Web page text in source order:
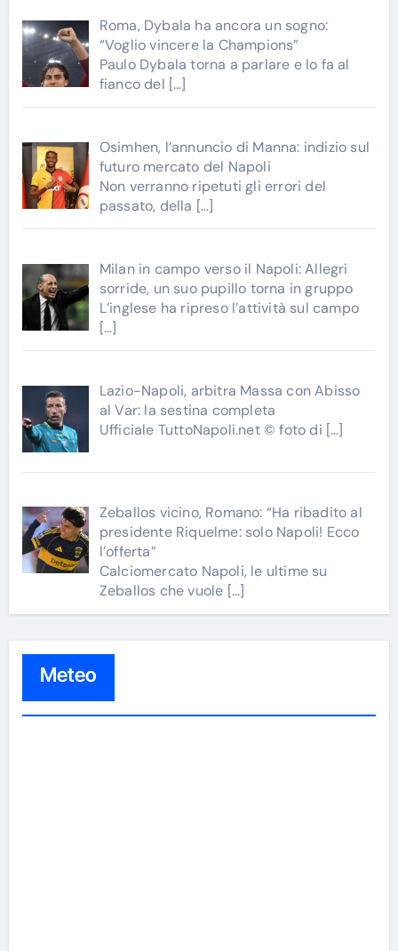
Roma, Dybala ha ancora un sogno:
“Voglio vincere la Champions”
Paulo Dybala torna a parlare e lo fa al
fianco del […]
Osimhen, l’annuncio di Manna: indizio sul
futuro mercato del Napoli
Non verranno ripetuti gli errori del
passato, della […]
Milan in campo verso il Napoli: Allegri
sorride, un suo pupillo torna in gruppo
L’inglese ha ripreso l’attività sul campo
[…]
Lazio-Napoli, arbitra Massa con Abisso
al Var: la sestina completa
Ufficiale TuttoNapoli.net © foto di […]
Zeballos vicino, Romano: “Ha ribadito al
presidente Riquelme: solo Napoli! Ecco
l’offerta”
Calciomercato Napoli, le ultime su
Zeballos che vuole […]
Meteo